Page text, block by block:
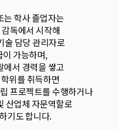
는 학사 졸업자는
독에서 시작해
술 담당 관리자로
이 가능하며,
에서 경력을 쌓고
위를 취득하면
프로젝트를 수행하거나
산업체 자문역할로
기도 합니다.